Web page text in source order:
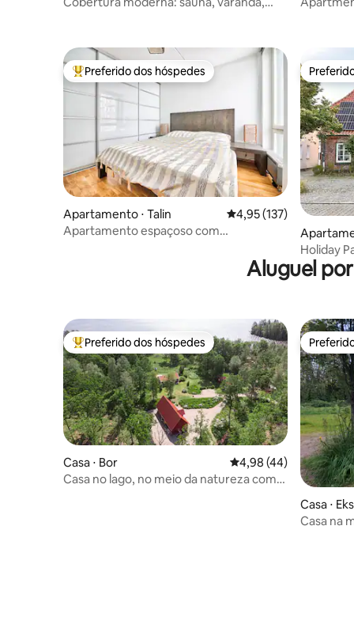
Entre os melhores preferidos dos hóspedes
Preferido dos hóspedes
Apartamento ⋅ Talin 4,95 de uma avaliação
4,95 (137)
Apartamento espaçoso com
Holiday
Báltico
Aluguel
Entre os melhores preferidos dos hóspedes
Preferido dos hóspedes
Casa ⋅ Bor 4,98 de uma
4,98 (44)
Casa no lago, no meio da natureza com
Casa ⋅
Casa na